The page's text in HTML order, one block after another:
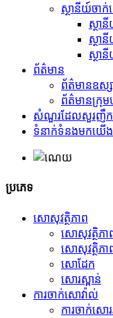
ស្ថានីយ៍ចា
ស្ថា
ស្ថា
ស្ថា
ព័ត៌មាន
ព័ត៌មានឧស្ស
ព័ត៌មានក្រុ
សំណួរដែលសួរញឹក
ទំនាក់ទំនងមកយើង
ប្រភេទ
សោសុវត្ថិភាព
សោសុវត្ថិភ
សោសុវត្ថិភ
សោដែក
សោរស្ពាន់
ការចាក់សោវ៉ាល់
ការចាក់សោ